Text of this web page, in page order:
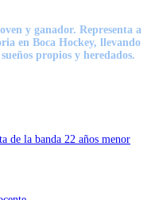
y ganador. Representa a
en Boca Hockey, llevando
propios y heredados.
de la banda 22 años menor